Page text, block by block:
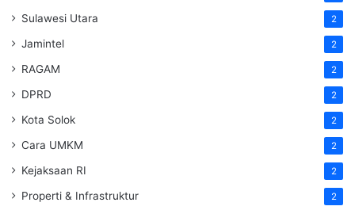
Sulawesi Utara 2
Jamintel 2
RAGAM 2
DPRD 2
Kota Solok 2
Cara UMKM 2
Kejaksaan RI 2
Properti & Infrastruktur 2